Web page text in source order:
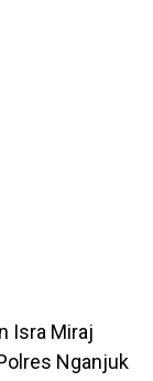
Isra Miraj
Nganjuk